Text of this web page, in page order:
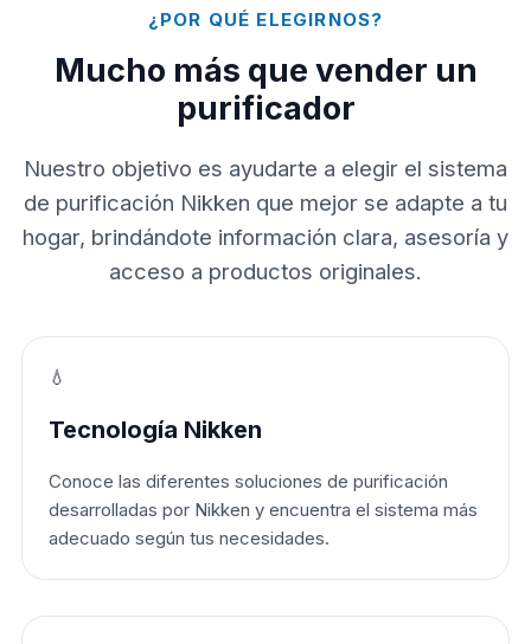
¿POR QUÉ ELEGIRNOS?
Mucho más que vender un
purificador
Nuestro objetivo es ayudarte a elegir el sistema
de purificación Nikken que mejor se adapte a tu
hogar, brindándote información clara, asesoría y
acceso a productos originales.
💧
Tecnología Nikken
Conoce las diferentes soluciones de purificación
desarrolladas por Nikken y encuentra el sistema más
adecuado según tus necesidades.